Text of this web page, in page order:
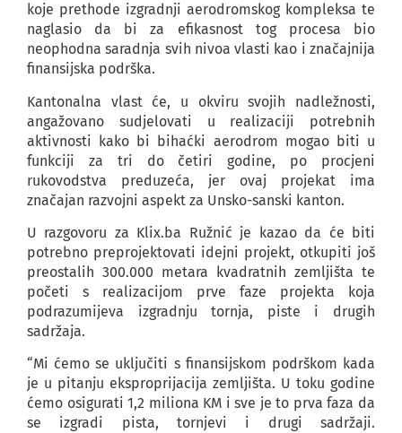
koje prethode izgradnji aerodromskog kompleksa te
naglasio da bi za efikasnost tog procesa bio
neophodna saradnja svih nivoa vlasti kao i značajnija
finansijska podrška.
Kantonalna vlast će, u okviru svojih nadležnosti,
angažovano sudjelovati u realizaciji potrebnih
aktivnosti kako bi bihaćki aerodrom mogao biti u
funkciji za tri do četiri godine, po procjeni
rukovodstva preduzeća, jer ovaj projekat ima
značajan razvojni aspekt za Unsko-sanski kanton.
U razgovoru za Klix.ba Ružnić je kazao da će biti
potrebno preprojektovati idejni projekt, otkupiti još
preostalih 300.000 metara kvadratnih zemljišta te
početi s realizacijom prve faze projekta koja
podrazumijeva izgradnju tornja, piste i drugih
sadržaja.
“Mi ćemo se uključiti s finansijskom podrškom kada
je u pitanju eksproprijacija zemljišta. U toku godine
ćemo osigurati 1,2 miliona KM i sve je to prva faza da
se izgradi pista, tornjevi i drugi sadržaji.